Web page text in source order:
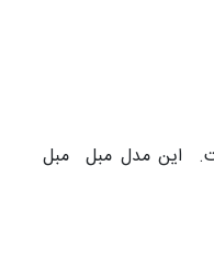
این مدل مبل مبل